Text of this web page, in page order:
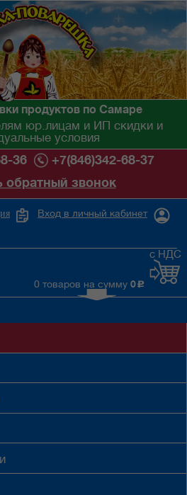
продуктов по Самаре
юр.лицам и ИП скидки и
условия
36
+7(846)342-68-37
обратный звонок
Вход в личный кабинет
0 товаров на сумму 0 c
с НДС